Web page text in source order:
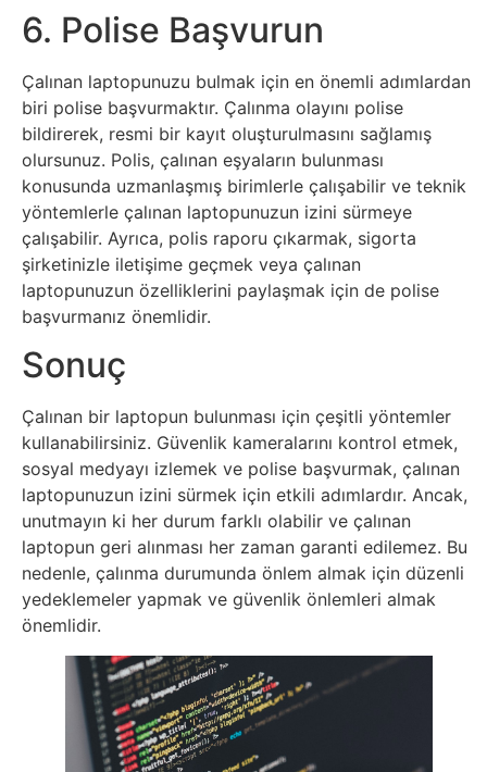
Sigorta
Sinema
Spor
Tarih
Tarım
Teknoloji
TikTok
Tv
Twitter
Ürün
Tanıtımı
Uzay
Web
Siteleri
6. Polise Başvurun
Çalınan laptopunuzu bulmak için en önemli adımlardan
biri polise başvurmaktır. Çalınma olayını polise
bildirerek, resmi bir kayıt oluşturulmasını sağlamış
olursunuz. Polis, çalınan eşyaların bulunması
konusunda uzmanlaşmış birimlerle çalışabilir ve teknik
yöntemlerle çalınan laptopunuzun izini sürmeye
çalışabilir. Ayrıca, polis raporu çıkarmak, sigorta
şirketinizle iletişime geçmek veya çalınan
laptopunuzun özelliklerini paylaşmak için de polise
başvurmanız önemlidir.
Sonuç
Çalınan bir laptopun bulunması için çeşitli yöntemler
kullanabilirsiniz. Güvenlik kameralarını kontrol etmek,
sosyal medyayı izlemek ve polise başvurmak, çalınan
laptopunuzun izini sürmek için etkili adımlardır. Ancak,
unutmayın ki her durum farklı olabilir ve çalınan
laptopun geri alınması her zaman garanti edilemez. Bu
nedenle, çalınma durumunda önlem almak için düzenli
yedeklemeler yapmak ve güvenlik önlemleri almak
önemlidir.